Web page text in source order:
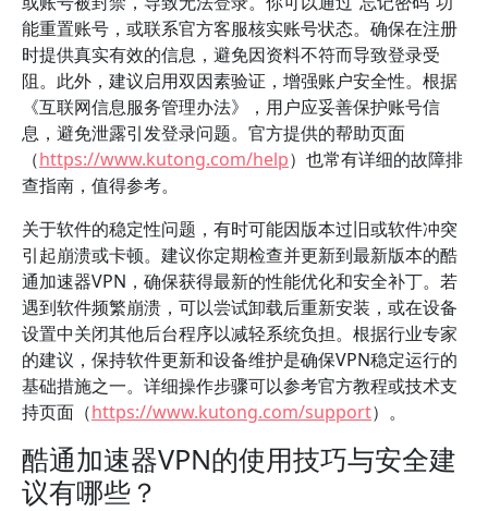
能重置账号，或联系官方客服核实账号状态。确保在注册
时提供真实有效的信息，避免因资料不符而导致登录受
阻。此外，建议启用双因素验证，增强账户安全性。根据
《互联网信息服务管理办法》，用户应妥善保护账号信
息，避免泄露引发登录问题。官方提供的帮助页面
（https://www.kutong.com/help）也常有详细的故障排
查指南，值得参考。
关于软件的稳定性问题，有时可能因版本过旧或软件冲突
引起崩溃或卡顿。建议你定期检查并更新到最新版本的酷
通加速器VPN，确保获得最新的性能优化和安全补丁。若
遇到软件频繁崩溃，可以尝试卸载后重新安装，或在设备
设置中关闭其他后台程序以减轻系统负担。根据行业专家
的建议，保持软件更新和设备维护是确保VPN稳定运行的
基础措施之一。详细操作步骤可以参考官方教程或技术支
持页面（https://www.kutong.com/support）。
酷通加速器VPN的使用技巧与安全建
议有哪些？